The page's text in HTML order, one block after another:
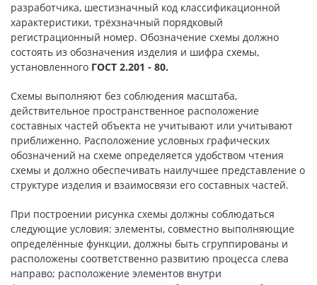
разработчика, шестизначный код классификационной
характеристики, трёхзначный порядковый
регистрационный номер. Обозначение схемы должно
состоять из обозначения изделия и шифра схемы,
установленного ГОСТ 2.201 - 80.
Схемы выполняют без соблюдения масштаба,
действительное пространственное расположение
составных частей объекта не учитывают или учитывают
приближенно. Расположение условных графических
обозначений на схеме определяется удобством чтения
схемы и должно обеспечивать наилучшее представление о
структуре изделия и взаимосвязи его составных частей.
При построении рисунка схемы должны соблюдаться
следующие условия: элементы, совместно выполняющие
определённые функции, должны быть сгруппированы и
расположены соответственно развитию процесса слева
направо; расположение элементов внутри